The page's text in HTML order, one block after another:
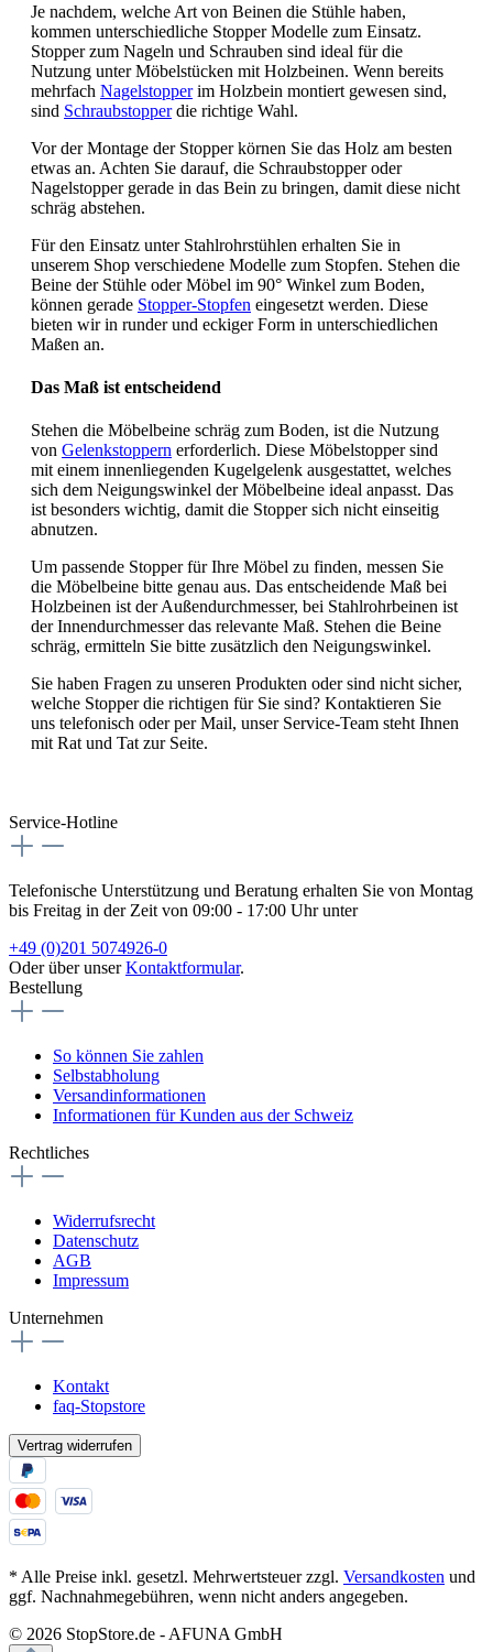
Je nachdem, welche Art von Beinen die Stühle haben,
kommen unterschiedliche Stopper Modelle zum Einsatz.
Stopper zum Nageln und Schrauben sind ideal für die
Nutzung unter Möbelstücken mit Holzbeinen. Wenn bereits
mehrfach Nagelstopperim Holzbein montiert gewesen sind,
sind Schraubstopperdie richtige Wahl.
Vor der Montage der Stopper körnen Sie das Holz am besten
etwas an. Achten Sie darauf, die Schraubstopper oder
Nagelstopper gerade in das Bein zu bringen, damit diese nicht
schräg abstehen.
Für den Einsatz unter Stahlrohrstühlen erhalten Sie in
unserem Shop verschiedene Modelle zum Stopfen. Stehen die
Beine der Stühle oder Möbel im 90° Winkel zum Boden,
können gerade Stopper-Stopfen eingesetzt werden. Diese
bieten wir in runder und eckiger Form in unterschiedlichen
Maßen an.
Das Maß ist entscheidend
Stehen die Möbelbeine schräg zum Boden, ist die Nutzung
von Gelenkstoppern erforderlich. Diese Möbelstopper sind
mit einem innenliegenden Kugelgelenk ausgestattet, welches
sich dem Neigungswinkel der Möbelbeine ideal anpasst. Das
ist besonders wichtig, damit die Stopper sich nicht einseitig
abnutzen.
Um passende Stopper für Ihre Möbel zu finden, messen Sie
die Möbelbeine bitte genau aus. Das entscheidende Maß bei
Holzbeinen ist der Außendurchmesser, bei Stahlrohrbeinen ist
der Innendurchmesser das relevante Maß. Stehen die Beine
schräg, ermitteln Sie bitte zusätzlich den Neigungswinkel.
Sie haben Fragen zu unseren Produkten oder sind nicht sicher,
welche Stopper die richtigen für Sie sind? Kontaktieren Sie
uns telefonisch oder per Mail, unser Service-Team steht Ihnen
mit Rat und Tat zur Seite.
Service-Hotline
Telefonische Unterstützung und Beratung erhalten Sie von Montag
bis Freitag in der Zeit von 09:00 - 17:00 Uhr unter
+49 (0)201 5074926-0
Oder über unserKontaktformular.
Bestellung
So können Sie zahlen
Selbstabholung
Versandinformationen
Informationen für Kunden aus der Schweiz
Rechtliches
Widerrufsrecht
Datenschutz
AGB
Impressum
Unternehmen
Kontakt
faq-Stopstore
Vertrag widerrufen
* Alle Preise inkl. gesetzl. Mehrwertsteuer zzgl. Versandkosten und
ggf. Nachnahmegebühren, wenn nicht anders angegeben.
© 2026 StopStore.de - AFUNA GmbH